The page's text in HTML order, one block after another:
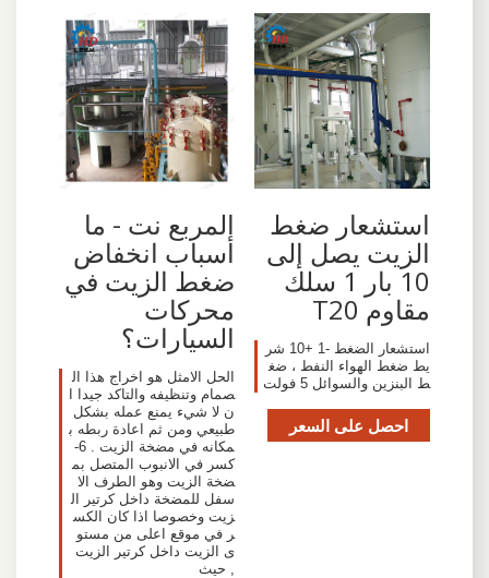
استشعار ضغط
الزيت يصل إلى
10 بار 1 سلك
مقاوم T20
استشعار الضغط -1 +10 شر
يط ضغط الهواء النفط ، ضغ
ط البنزين والسوائل 5 فولت
احصل على السعر
المربع نت - ما
أسباب انخفاض
ضغط الزيت في
محركات
السيارات؟
الحل الامثل هو اخراج هذا ال
صمام وتنظيفه والتاكد جيدا ا
ن لا شيء يمنع عمله بشكل
طبيعي ومن ثم اعادة ربطه ب
مكانه في مضخة الزيت . 6-
كسر في الانبوب المتصل بم
ضخة الزيت وهو الطرف الا
سفل للمضخة داخل كرتير ال
زيت وخصوصا اذا كان الكس
ر في موقع اعلى من مستو
ى الزيت داخل كرتير الزيت
, حيث